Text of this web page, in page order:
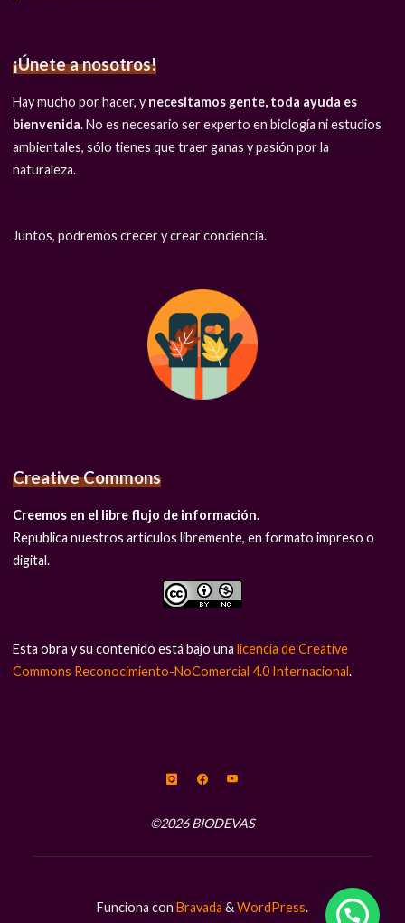
¡Únete a nosotros!
Hay mucho por hacer, y necesitamos gente, toda ayuda es
bienvenida. No es necesario ser experto en biología ni estudios
ambientales, sólo tienes que traer ganas y pasión por la
naturaleza.
Juntos, podremos crecer y crear conciencia.
Creative Commons
Creemos en el libre flujo de información.
Republica nuestros artículos libremente, en formato impreso o
digital.
Esta obra y su contenido está bajo unalicencia de Creative
Commons Reconocimiento-NoComercial 4.0 Internacional.
©2026 BIODEVAS
Funciona con Bravada &WordPress.